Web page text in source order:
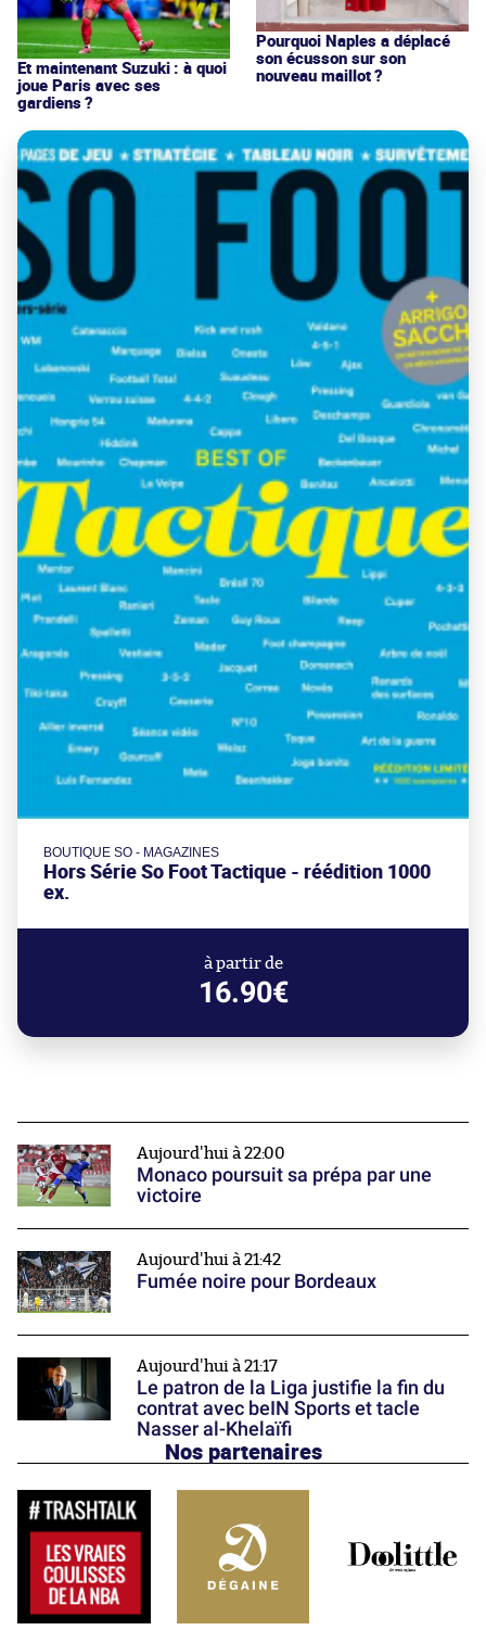
Et maintenant Suzuki : à quoi
joue Paris avec ses
gardiens ?
Pourquoi Naples a déplacé
son écusson sur son
nouveau maillot ?
BOUTIQUE SO - MAGAZINES
Hors Série So Foot Tactique - réédition 1000
ex.
à partir de
16.90€
Aujourd'hui à 22:00
Monaco poursuit sa prépa par une
victoire
Aujourd'hui à 21:42
Fumée noire pour Bordeaux
Aujourd'hui à 21:17
Le patron de la Liga justifie la fin du
contrat avec beIN Sports et tacle
Nasser al-Khelaïfi
Nos partenaires